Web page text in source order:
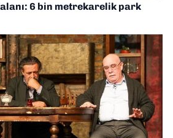
6 bin metrekarelik park